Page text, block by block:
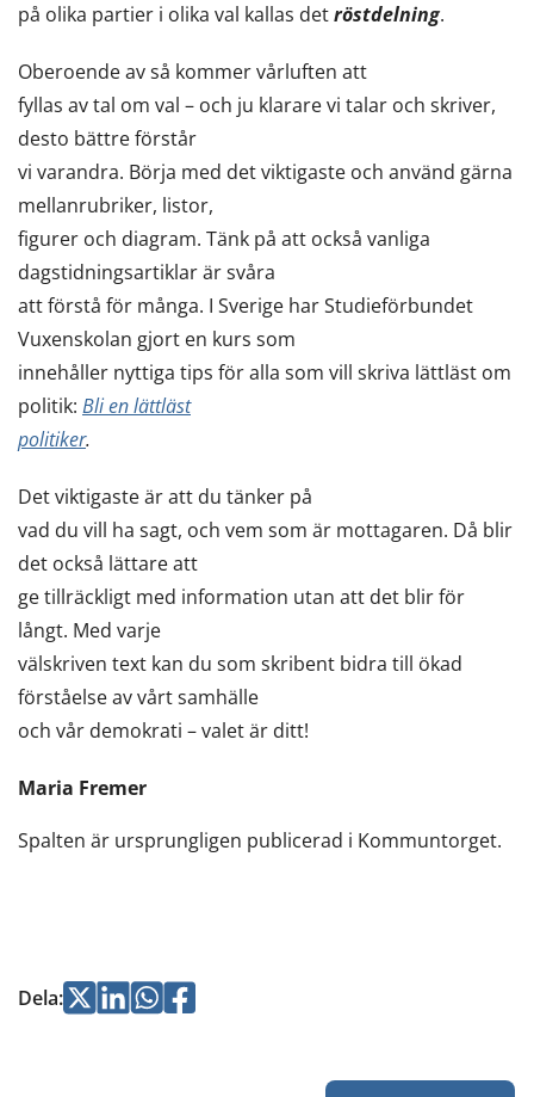
på olika partier i olika val kallas detröstdelning.
Oberoende av så kommer vårluften att
fyllas av tal om val – och ju klarare vi talar och skriver,
desto bättre förstår
vi varandra. Börja med det viktigaste och använd gärna
mellanrubriker, listor,
figurer och diagram. Tänk på att också vanliga
dagstidningsartiklar är svåra
att förstå för många. I Sverige har Studieförbundet
Vuxenskolan gjort en kurs som
innehåller nyttiga tips för alla som vill skriva lättläst om
politik: Bli en lättläst
politiker.
Det viktigaste är att du tänker på
vad du vill ha sagt, och vem som är mottagaren. Då blir
det också lättare att
ge tillräckligt med information utan att det blir för
långt. Med varje
välskriven text kan du som skribent bidra till ökad
förståelse av vårt samhälle
och vår demokrati – valet är ditt!
Maria Fremer
Spalten är ursprungligen publicerad i Kommuntorget.
Dela:Jaa Jaa Jaa
Jaa